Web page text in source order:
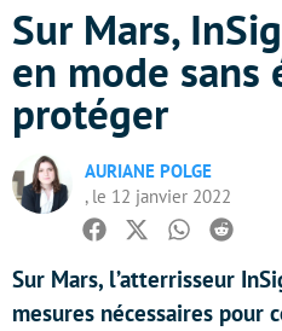
Sur Mars,
en mode sans
protéger
AURIANE POLGE
, le 12 janvier 2022
Facebook
TwitterWhatsapp
Reddit
Sur Mars, l’atterrisseur
mesures nécessaires pour